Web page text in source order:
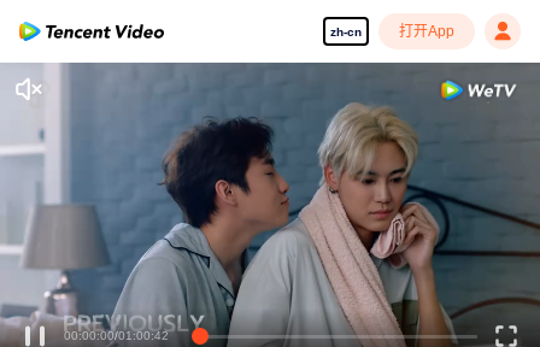
zh-cn 打开App
00:00:00/01:00:42